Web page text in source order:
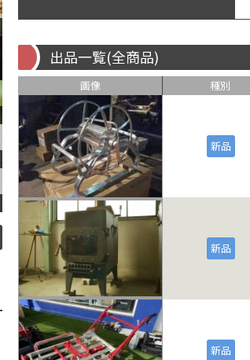
出品一覧(全商品)
画像 種別
新品
新品
新品